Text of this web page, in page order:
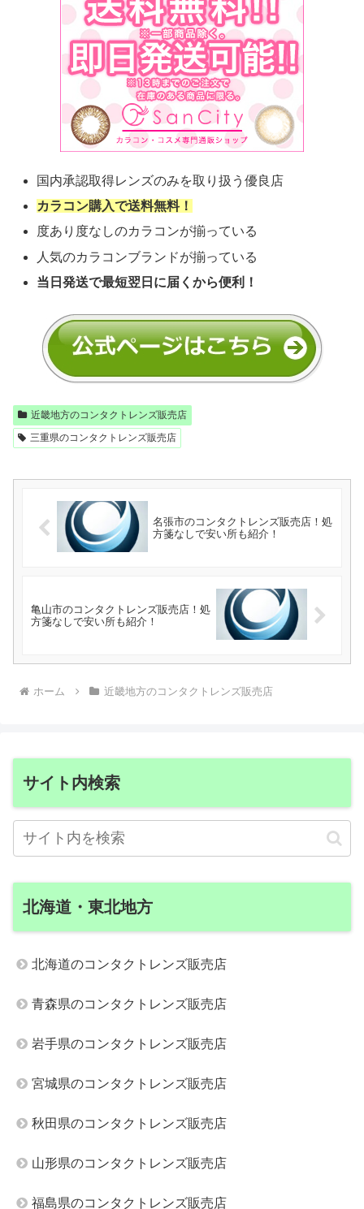
国内承認取得レンズのみを取り扱う優良店
カラコン購入で送料無料！
度あり度なしのカラコンが揃っている
人気のカラコンブランドが揃っている
当日発送で最短翌日に届くから便利！
近畿地方のコンタクトレンズ販売店
三重県のコンタクトレンズ販売店
名張市のコンタクトレンズ販売店！処
方箋なしで安い所も紹介！
亀山市のコンタクトレンズ販売店！処
方箋なしで安い所も紹介！
ホーム 近畿地方のコンタクトレンズ販売店
サイト内検索
北海道・東北地方
北海道のコンタクトレンズ販売店
青森県のコンタクトレンズ販売店
岩手県のコンタクトレンズ販売店
宮城県のコンタクトレンズ販売店
秋田県のコンタクトレンズ販売店
山形県のコンタクトレンズ販売店
福島県のコンタクトレンズ販売店